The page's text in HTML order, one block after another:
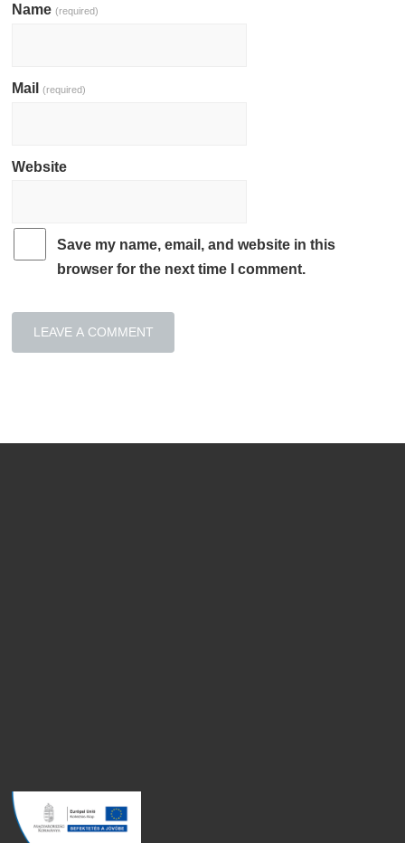
Name(required)
Mail(required)
Website
Save my name, email, and website in this
browser for the next time I comment.